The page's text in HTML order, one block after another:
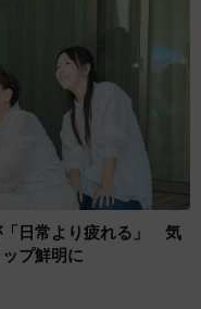
「日常より疲れる」 気
プ鮮明に